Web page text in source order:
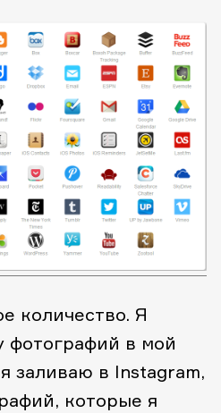
количество. Я
фотографий в мой
заливаю в Instagram,
которые я